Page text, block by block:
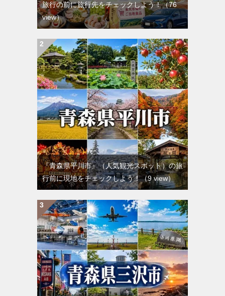
旅行の前に旅行先をチェックしよう！（76
view）
『青森県平川市』（人気観光スポット）の旅
行前に現地をチェックしよう！（9 view）